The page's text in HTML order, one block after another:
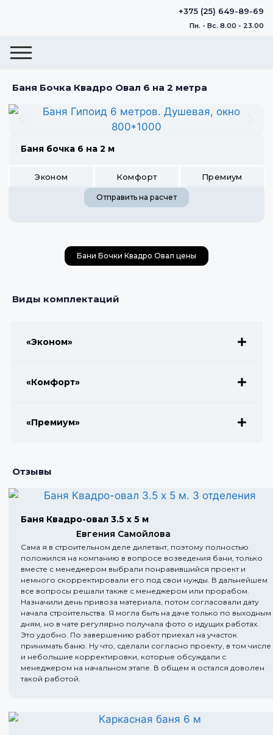
+375 (25) 649-89-69
Пн. - Вс. 8.00 - 23.00
Баня Бочка Квадро Овал 6 на 2 метра
Баня бочка 6 на 2 м
Эконом Комфорт Премиум
Отправить на расчет
Бани Бочки Квадро Овал цены
Виды комплектаций
«Эконом»
«Комфорт»
«Премиум»
Отзывы
Баня Квадро-овал 3.5 х 5 м
Евгения Самойлова
Сама я в строительном деле дилетант, поэтому полностью
положился на компанию в вопросе возведения бани, только
вместе с менеджером выбрали понравившийся проект и
немного скорректировали его под свои нужды. В дальнейшем
все вопросы решали также с менеджером или прорабом.
Назначили день привоза материала, потом согласовали дату
начала строительства. Я могла быть на даче только по выходным
дням, но в чате регулярно получала фото о идущих работах.
Это удобно. По завершению работ приехал на участок
принимать баню. Ну что, сделали согласно проекту, в том числе
и небольшие корректировки, которые обсуждали с
менеджером на начальном этапе. В общем я остался доволен
такой работой.